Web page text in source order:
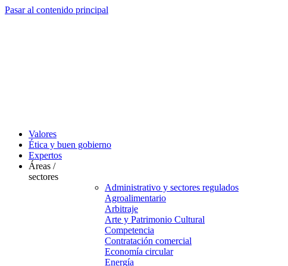
Pasar al contenido principal
Valores
Ética y buen gobierno
Expertos
Áreas /
sectores
Administrativo y sectores regulados
Agroalimentario
Arbitraje
Arte y Patrimonio Cultural
Competencia
Contratación comercial
Economía circular
Energía